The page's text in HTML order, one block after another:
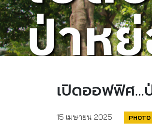
เปิดออฟฟิศ…
15 เมษายน 2025 PHOTO